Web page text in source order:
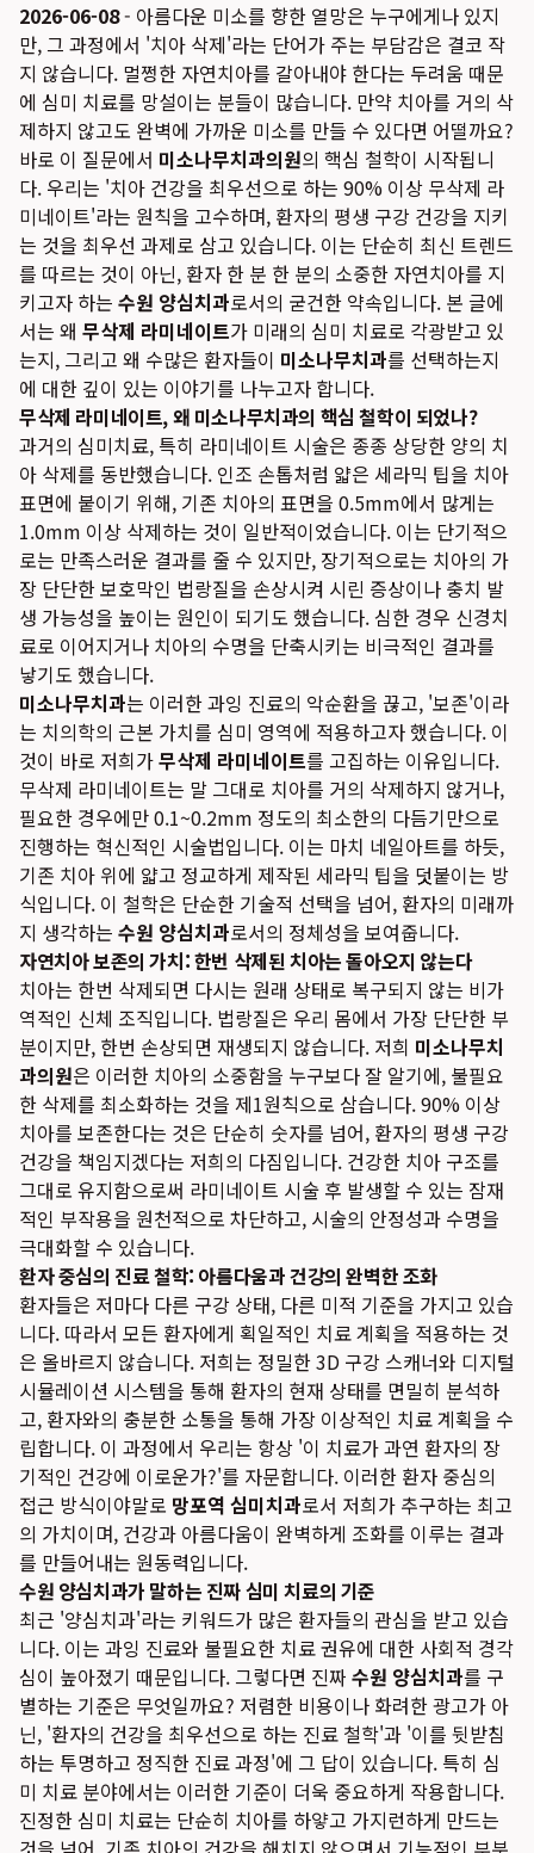
2026-06-08- 아름다운 미소를 향한 열망은 누구에게나 있지
만, 그 과정에서 '치아 삭제'라는 단어가 주는 부담감은 결코 작
지 않습니다. 멀쩡한 자연치아를 갈아내야 한다는 두려움 때문
에 심미 치료를 망설이는 분들이 많습니다. 만약 치아를 거의 삭
제하지 않고도 완벽에 가까운 미소를 만들 수 있다면 어떨까요?
바로 이 질문에서 미소나무치과의원의 핵심 철학이 시작됩니
다. 우리는 '치아 건강을 최우선으로 하는 90% 이상 무삭제 라
미네이트'라는 원칙을 고수하며, 환자의 평생 구강 건강을 지키
는 것을 최우선 과제로 삼고 있습니다. 이는 단순히 최신 트렌드
를 따르는 것이 아닌, 환자 한 분 한 분의 소중한 자연치아를 지
키고자 하는 수원 양심치과로서의 굳건한 약속입니다. 본 글에
서는 왜 무삭제 라미네이트가 미래의 심미 치료로 각광받고 있
는지, 그리고 왜 수많은 환자들이 미소나무치과를 선택하는지
에 대한 깊이 있는 이야기를 나누고자 합니다.
무삭제 라미네이트, 왜 미소나무치과의 핵심 철학이 되었나?
과거의 심미치료, 특히 라미네이트 시술은 종종 상당한 양의 치
아 삭제를 동반했습니다. 인조 손톱처럼 얇은 세라믹 팁을 치아
표면에 붙이기 위해, 기존 치아의 표면을 0.5mm에서 많게는
1.0mm 이상 삭제하는 것이 일반적이었습니다. 이는 단기적으
로는 만족스러운 결과를 줄 수 있지만, 장기적으로는 치아의 가
장 단단한 보호막인 법랑질을 손상시켜 시린 증상이나 충치 발
생 가능성을 높이는 원인이 되기도 했습니다. 심한 경우 신경치
료로 이어지거나 치아의 수명을 단축시키는 비극적인 결과를
낳기도 했습니다.
미소나무치과는 이러한 과잉 진료의 악순환을 끊고, '보존'이라
는 치의학의 근본 가치를 심미 영역에 적용하고자 했습니다. 이
것이 바로 저희가무삭제 라미네이트를 고집하는 이유입니다.
무삭제 라미네이트는 말 그대로 치아를 거의 삭제하지 않거나,
필요한 경우에만 0.1~0.2mm 정도의 최소한의 다듬기만으로
진행하는 혁신적인 시술법입니다. 이는 마치 네일아트를 하듯,
기존 치아 위에 얇고 정교하게 제작된 세라믹 팁을 덧붙이는 방
식입니다. 이 철학은 단순한 기술적 선택을 넘어, 환자의 미래까
지 생각하는 수원 양심치과로서의 정체성을 보여줍니다.
자연치아 보존의 가치: 한번 삭제된 치아는 돌아오지 않는다
치아는 한번 삭제되면 다시는 원래 상태로 복구되지 않는 비가
역적인 신체 조직입니다. 법랑질은 우리 몸에서 가장 단단한 부
분이지만, 한번 손상되면 재생되지 않습니다. 저희 미소나무치
과의원은 이러한 치아의 소중함을 누구보다 잘 알기에, 불필요
한 삭제를 최소화하는 것을 제1원칙으로 삼습니다. 90% 이상
치아를 보존한다는 것은 단순히 숫자를 넘어, 환자의 평생 구강
건강을 책임지겠다는 저희의 다짐입니다. 건강한 치아 구조를
그대로 유지함으로써 라미네이트 시술 후 발생할 수 있는 잠재
적인 부작용을 원천적으로 차단하고, 시술의 안정성과 수명을
극대화할 수 있습니다.
환자 중심의 진료 철학: 아름다움과 건강의 완벽한 조화
환자들은 저마다 다른 구강 상태, 다른 미적 기준을 가지고 있습
니다. 따라서 모든 환자에게 획일적인 치료 계획을 적용하는 것
은 올바르지 않습니다. 저희는 정밀한 3D 구강 스캐너와 디지털
시뮬레이션 시스템을 통해 환자의 현재 상태를 면밀히 분석하
고, 환자와의 충분한 소통을 통해 가장 이상적인 치료 계획을 수
립합니다. 이 과정에서 우리는 항상 '이 치료가 과연 환자의 장
기적인 건강에 이로운가?'를 자문합니다. 이러한 환자 중심의
접근 방식이야말로 망포역 심미치과로서 저희가 추구하는 최고
의 가치이며, 건강과 아름다움이 완벽하게 조화를 이루는 결과
를 만들어내는 원동력입니다.
수원 양심치과가 말하는 진짜 심미 치료의 기준
최근 '양심치과'라는 키워드가 많은 환자들의 관심을 받고 있습
니다. 이는 과잉 진료와 불필요한 치료 권유에 대한 사회적 경각
심이 높아졌기 때문입니다. 그렇다면 진짜 수원 양심치과를 구
별하는 기준은 무엇일까요? 저렴한 비용이나 화려한 광고가 아
닌, '환자의 건강을 최우선으로 하는 진료 철학'과 '이를 뒷받침
하는 투명하고 정직한 진료 과정'에 그 답이 있습니다. 특히 심
미 치료 분야에서는 이러한 기준이 더욱 중요하게 작용합니다.
진정한 심미 치료는 단순히 치아를 하얗고 가지런하게 만드는